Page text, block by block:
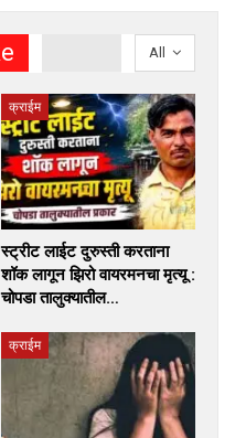
All
क्राईम
स्ट्रीट लाईट दुरुस्ती करताना
शॉक लागून झिरो वायरमनचा मृत्यू :
चोपडा तालुक्यातील…
क्राईम